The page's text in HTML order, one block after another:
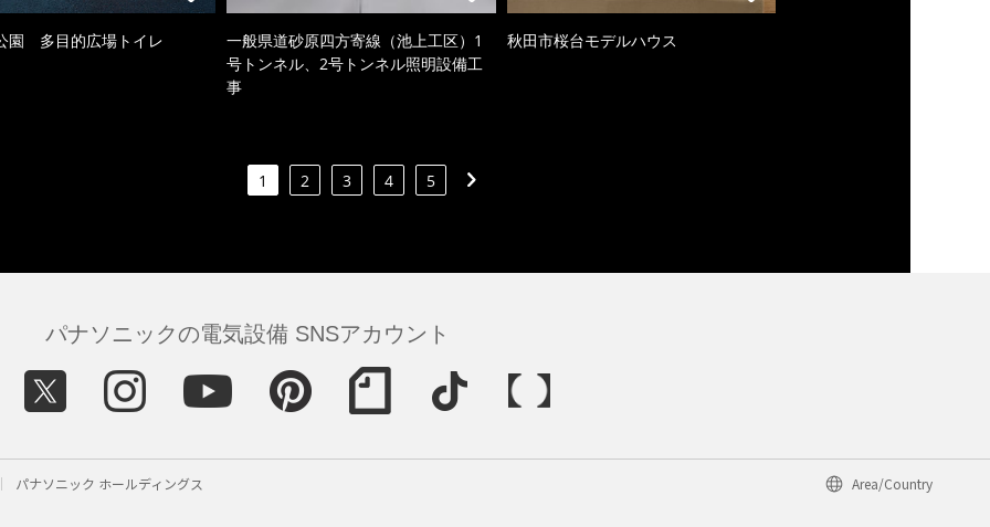
園 多目的広場トイレ
一般県道砂原四方寄線（池上工区）1
号トンネル、2号トンネル照明設備工
事
秋田市桜台モデルハウス
1 2 3 4 5
パナソニックの電気設備 SNSアカウント
パナソニック ホールディングス Area/Country